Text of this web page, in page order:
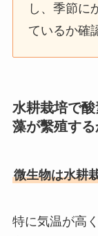
し、季節に
ているか確
水耕栽培で
藻が繫殖する
微生物は水耕
特に気温が高